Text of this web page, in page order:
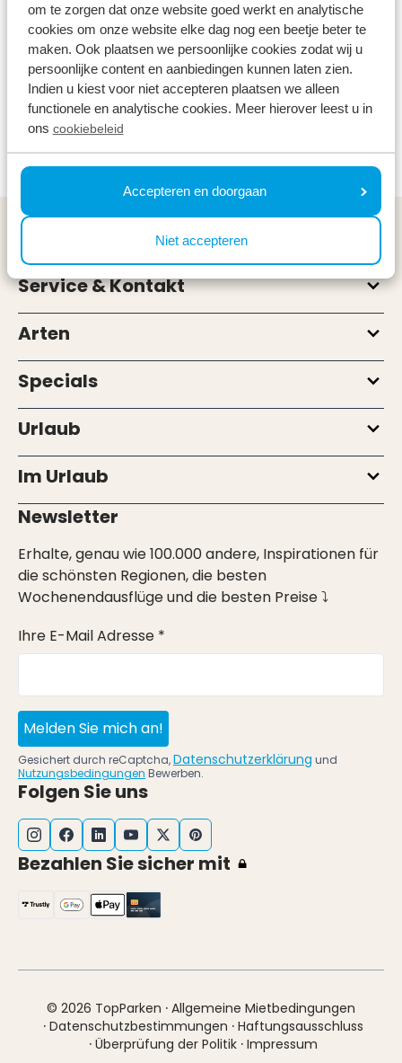
om te zorgen dat onze website goed werkt en analytische
cookies om onze website elke dag nog een beetje beter te
maken. Ook plaatsen we persoonlijke cookies zodat wij u
persoonlijke content en aanbiedingen kunnen laten zien.
Indien u kiest voor niet accepteren plaatsen we alleen
functionele en analytische cookies. Meer hierover leest u in
ons cookiebeleid
Accepteren en doorgaan
Niet accepteren
Verantwortlich für den Inhalt (gem. § 55 Abs. 2
RStV):
TopParken Marketing
Bildrechte:
TopParken
Service & Kontakt
Arten
Specials
Urlaub
Im Urlaub
Newsletter
Erhalte, genau wie 100.000 andere, Inspirationen für
die schönsten Regionen, die besten
Wochenendausflüge und die besten Preise ⤵
Ihre E-Mail Adresse *
Melden Sie mich an!
Gesichert durch reCaptcha,Datenschutzerklärung und
Nutzungsbedingungen Bewerben.
Folgen Sie uns
Bezahlen Sie sicher mit
© 2026 TopParken · Allgemeine Mietbedingungen
· Datenschutzbestimmungen · Haftungsausschluss
· Überprüfung der Politik · Impressum